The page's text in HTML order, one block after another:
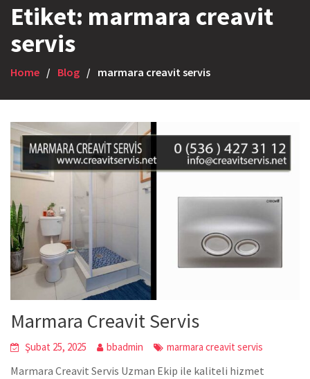
Etiket: marmara creavit
servis
Home Blog marmara creavit servis
Marmara Creavit Servis
Şubat 25, 2025 bbadmin marmara creavit servis
Marmara Creavit Servis Uzman Ekip ile kaliteli hizmet